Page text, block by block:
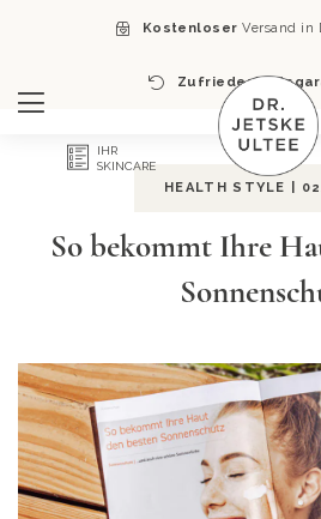
Kostenloser Versand in
IHR
SKINCARE
HEALTH STYLE |
So bekommt Ihre